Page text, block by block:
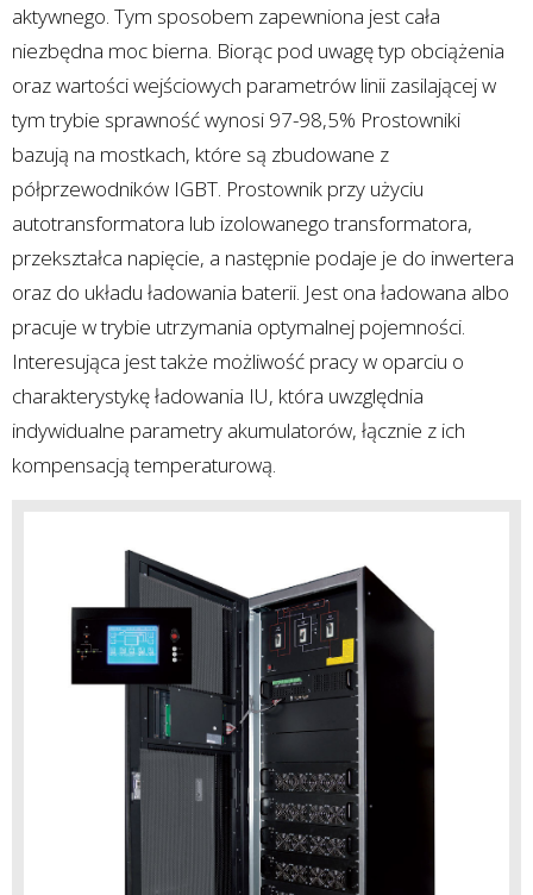
aktywnego. Tym sposobem zapewniona jest cała
niezbędna moc bierna. Biorąc pod uwagę typ obciążenia
oraz wartości wejściowych parametrów linii zasilającej w
tym trybie sprawność wynosi 97-98,5% Prostowniki
bazują na mostkach, które są zbudowane z
półprzewodników IGBT. Prostownik przy użyciu
autotransformatora lub izolowanego transformatora,
przekształca napięcie, a następnie podaje je do inwertera
oraz do układu ładowania baterii. Jest ona ładowana albo
pracuje w trybie utrzymania optymalnej pojemności.
Interesująca jest także możliwość pracy w oparciu o
charakterystykę ładowania IU, która uwzględnia
indywidualne parametry akumulatorów, łącznie z ich
kompensacją temperaturową.